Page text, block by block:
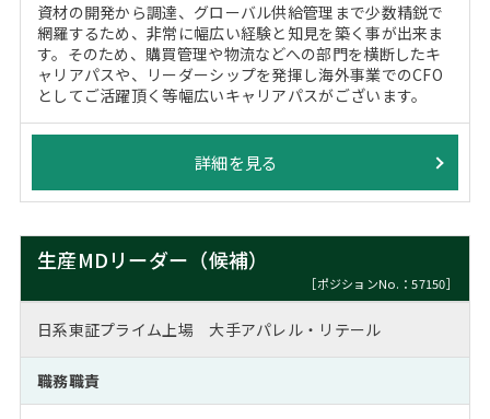
資材の開発から調達、グローバル供給管理まで少数精鋭で
網羅するため、非常に幅広い経験と知見を築く事が出来ま
す。そのため、購買管理や物流などへの部門を横断したキ
ャリアパスや、リーダーシップを発揮し海外事業でのCFO
としてご活躍頂く等幅広いキャリアパスがございます。
詳細を見る
生産MDリーダー（候補）
［ポジションNo.：57150］
日系東証プライム上場 大手アパレル・リテール
職務職責